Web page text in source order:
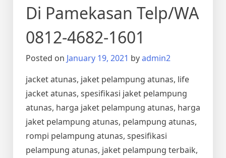
Di Pamekasan Telp/WA
0812-4682-1601
Posted on January 19, 2021 byadmin2
jacket atunas, jaket pelampung atunas, life
jacket atunas, spesifikasi jaket pelampung
atunas, harga jaket pelampung atunas, harga
jaket pelampung atunas, pelampung atunas,
rompi pelampung atunas, spesifikasi
pelampung atunas, jaket pelampung terbaik,